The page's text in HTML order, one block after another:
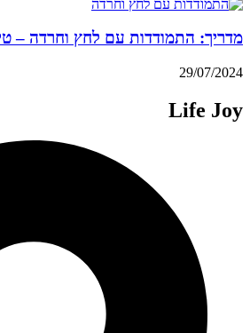
מדריך: התמודדות עם לחץ וחרדה –
29/07/2024
Life Joy